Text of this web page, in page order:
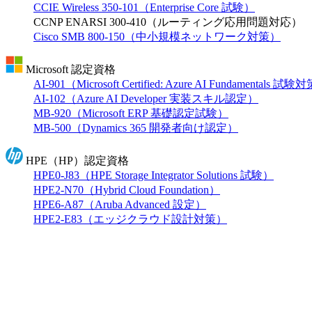
CCIE Wireless 350-101（Enterprise Core 試験）
CCNP ENARSI 300-410（ルーティング応用問題対応）
Cisco SMB 800-150（中小規模ネットワーク対策）
Microsoft 認定資格
AI-901（Microsoft Certified: Azure AI Fundamentals 試験対
AI-102（Azure AI Developer 実装スキル認定）
MB-920（Microsoft ERP 基礎認定試験）
MB-500（Dynamics 365 開発者向け認定）
HPE（HP）認定資格
HPE0-J83（HPE Storage Integrator Solutions 試験）
HPE2-N70（Hybrid Cloud Foundation）
HPE6-A87（Aruba Advanced 設定）
HPE2-E83（エッジクラウド設計対策）